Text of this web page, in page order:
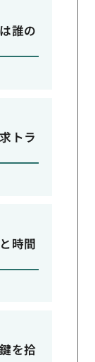
誰の
トラ
時間
を拾